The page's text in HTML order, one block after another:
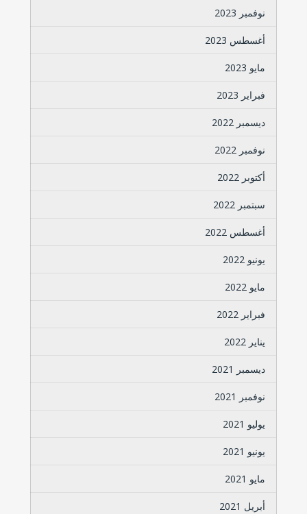
نوفمبر 2023
أغسطس 2023
مايو 2023
فبراير 2023
ديسمبر 2022
نوفمبر 2022
أكتوبر 2022
سبتمبر 2022
أغسطس 2022
يونيو 2022
مايو 2022
فبراير 2022
يناير 2022
ديسمبر 2021
نوفمبر 2021
يوليو 2021
يونيو 2021
مايو 2021
أبريل 2021